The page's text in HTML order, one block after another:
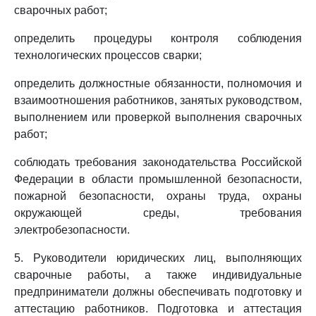
сварочных работ;
определить процедуры контроля соблюдения
технологических процессов сварки;
определить должностные обязанности, полномочия и
взаимоотношения работников, занятых руководством,
выполнением или проверкой выполнения сварочных
работ;
соблюдать требования законодательства Российской
Федерации в области промышленной безопасности,
пожарной безопасности, охраны труда, охраны
окружающей среды, требования
электробезопасности.
5. Руководители юридических лиц, выполняющих
сварочные работы, а также индивидуальные
предприниматели должны обеспечивать подготовку и
аттестацию работников. Подготовка и аттестация